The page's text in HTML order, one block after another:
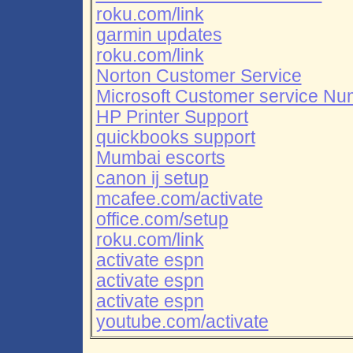
roku.com/link
garmin updates
roku.com/link
Norton Customer Service
Microsoft Customer service
HP Printer Support
quickbooks support
Mumbai escorts
canon ij setup
mcafee.com/activate
office.com/setup
roku.com/link
activate espn
activate espn
activate espn
youtube.com/activate